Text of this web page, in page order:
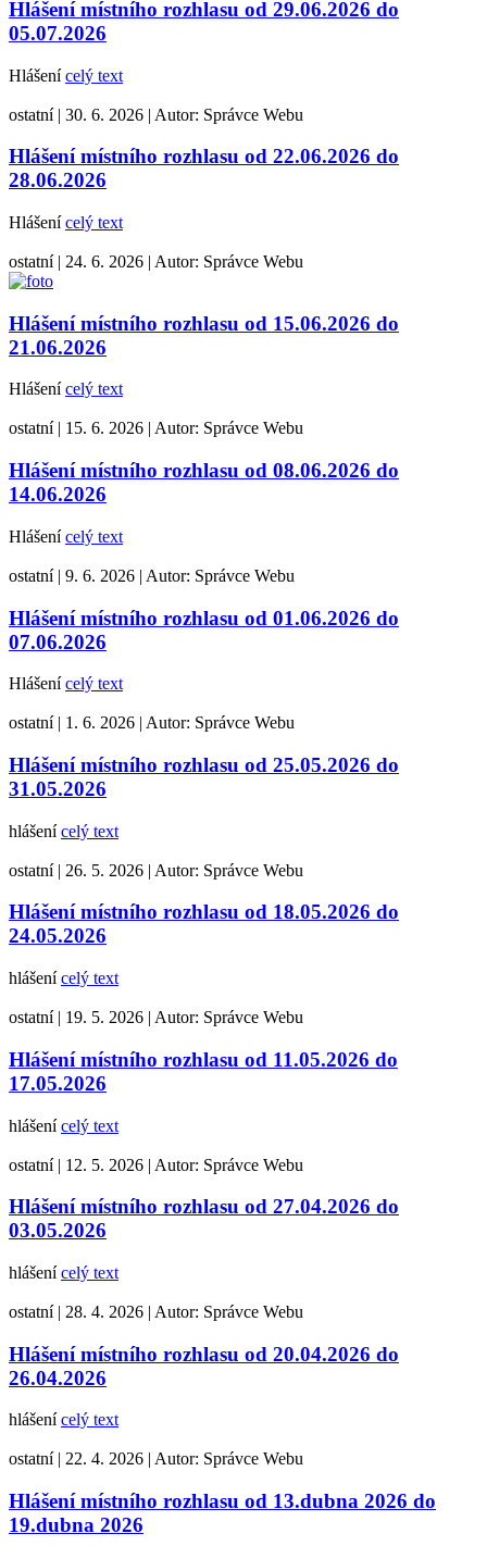
Hlášení místního rozhlasu od 29.06.2026 do
05.07.2026
Hlášenícelý text
ostatní | 30. 6. 2026 | Autor: Správce Webu
Hlášení místního rozhlasu od 22.06.2026 do
28.06.2026
Hlášenícelý text
ostatní | 24. 6. 2026 | Autor: Správce Webu
Hlášení místního rozhlasu od 15.06.2026 do
21.06.2026
Hlášenícelý text
ostatní | 15. 6. 2026 | Autor: Správce Webu
Hlášení místního rozhlasu od 08.06.2026 do
14.06.2026
Hlášenícelý text
ostatní | 9. 6. 2026 | Autor: Správce Webu
Hlášení místního rozhlasu od 01.06.2026 do
07.06.2026
Hlášenícelý text
ostatní | 1. 6. 2026 | Autor: Správce Webu
Hlášení místního rozhlasu od 25.05.2026 do
31.05.2026
hlášenícelý text
ostatní | 26. 5. 2026 | Autor: Správce Webu
Hlášení místního rozhlasu od 18.05.2026 do
24.05.2026
hlášenícelý text
ostatní | 19. 5. 2026 | Autor: Správce Webu
Hlášení místního rozhlasu od 11.05.2026 do
17.05.2026
hlášenícelý text
ostatní | 12. 5. 2026 | Autor: Správce Webu
Hlášení místního rozhlasu od 27.04.2026 do
03.05.2026
hlášenícelý text
ostatní | 28. 4. 2026 | Autor: Správce Webu
Hlášení místního rozhlasu od 20.04.2026 do
26.04.2026
hlášení celý text
ostatní 22. 4. 2026 Autor: Správce Webu
Hlášení místního rozhlasu od 13.dubna 2026 do
19.dubna 2026